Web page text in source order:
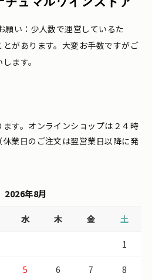
願い：少人数で運営しているた
があります。大変お手数ですがご
ます。
す。オンラインショップは２４時
業日のご注文は翌営業日以降に発
2026年8月
水 木 金 土
1
5 6 7 8